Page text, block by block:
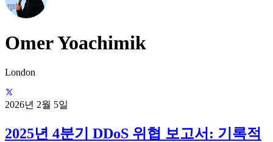
Omer Yoachimik
London
2026년 2월 5일
2025년 4분기 DDoS 위협 보고서: 기록적